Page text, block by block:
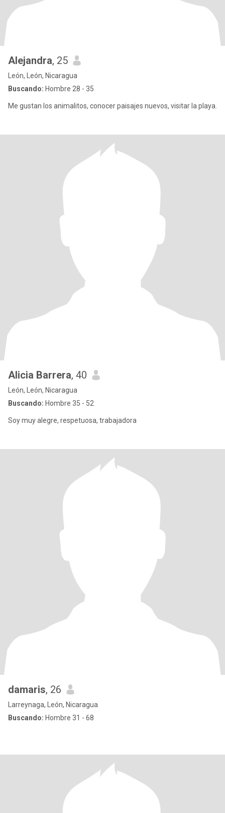
Alejandra, 25
León, León, Nicaragua
Buscando: Hombre 28 - 35
Me gustan los animalitos, conocer paisajes nuevos, visitar la playa.
Alicia Barrera, 40
León, León, Nicaragua
Buscando: Hombre 35 - 52
Soy muy alegre, respetuosa, trabajadora
damaris, 26
Larreynaga, León, Nicaragua
Buscando: Hombre 31 - 68